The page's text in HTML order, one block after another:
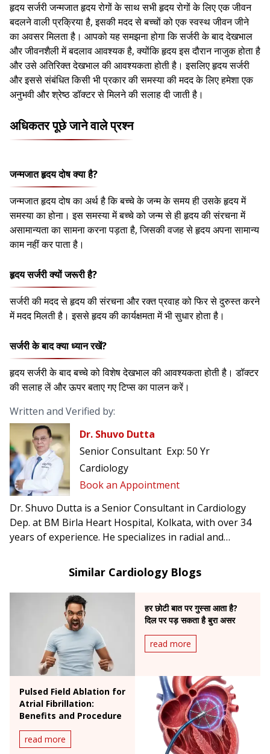
हृदय सर्जरी जन्मजात हृदय रोगों के साथ सभी हृदय रोगों के लिए एक जीवन
बदलने वाली प्रक्रिया है, इसकी मदद से बच्चों को एक स्वस्थ जीवन जीने
का अवसर मिलता है। आपको यह समझना होगा कि सर्जरी के बाद देखभाल
और जीवनशैली में बदलाव आवश्यक है, क्योंकि हृदय इस दौरान नाजुक होता है
और उसे अतिरिक्त देखभाल की आवश्यकता होती है। इसलिए हृदय सर्जरी
और इससे संबंधित किसी भी प्रकार की समस्या की मदद के लिए हमेशा एक
अनुभवी और श्रेष्ठ डॉक्टर से मिलने की सलाह दी जाती है।
अधिकतर पूछे जाने वाले प्रश्न
जन्मजात हृदय दोष क्या है?
जन्मजात हृदय दोष का अर्थ है कि बच्चे के जन्म के समय ही उसके हृदय में
समस्या का होना। इस समस्या में बच्चे को जन्म से ही हृदय की संरचना में
असामान्यता का सामना करना पड़ता है, जिसकी वजह से हृदय अपना सामान्य
काम नहीं कर पाता है।
हृदय सर्जरी क्यों जरूरी है?
सर्जरी की मदद से हृदय की संरचना और रक्त प्रवाह को फिर से दुरुस्त करने
में मदद मिलती है। इससे हृदय की कार्यक्षमता में भी सुधार होता है।
सर्जरी के बाद क्या ध्यान रखें?
हृदय सर्जरी के बाद बच्चे को विशेष देखभाल की आवश्यकता होती है। डॉक्टर
की सलाह लें और ऊपर बताए गए टिप्स का पालन करें।
Written and Verified by:
Dr. Shuvo Dutta
Senior Consultant Exp: 50 Yr
Cardiology
Book an Appointment
Dr. Shuvo Dutta is a Senior Consultant in Cardiology
Dep. at BM Birla Heart Hospital, Kolkata, with over 34
years of experience. He specializes in radial and
and was the first in India to perform carotid artery
stenting to prevent brain stroke.
Similar Cardiology Blogs
हर छोटी बात पर गुस्सा आता है?
दिल पर पड़ सकता है बुरा असर
read more
Pulsed Field Ablation for
Atrial Fibrillation:
Benefits and Procedure
read more